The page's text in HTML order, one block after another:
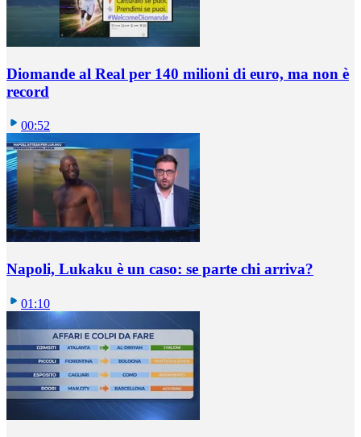
Diomande al Real per 140 milioni di euro, ma non è
record
00:52
Napoli, Lukaku è un caso: se parte chi arriva?
01:10